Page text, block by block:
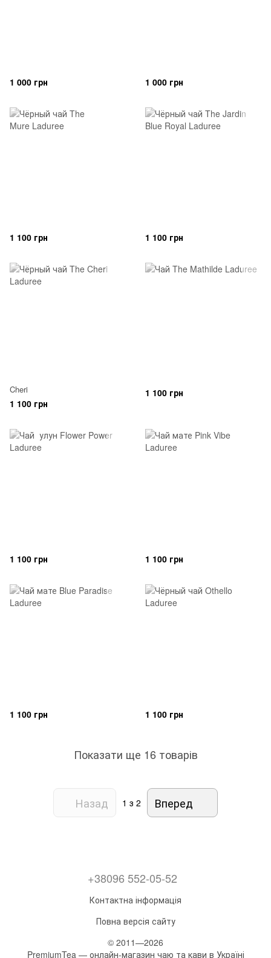
1 000 грн 1 000 грн
1 100 грн 1 100 грн
Cheri
1 100 грн
1 100 грн
1 100 грн 1 100 грн
1 100 грн 1 100 грн
Показати ще 16 товарів
Назад 1 з 2 Вперед
+38096 552-05-52
Контактна інформація
Повна версія сайту
© 2011—2026
PremiumTea — онлайн-магазин чаю та кави в Україні